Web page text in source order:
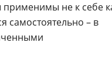
применимы не к себе
самостоятельно – в